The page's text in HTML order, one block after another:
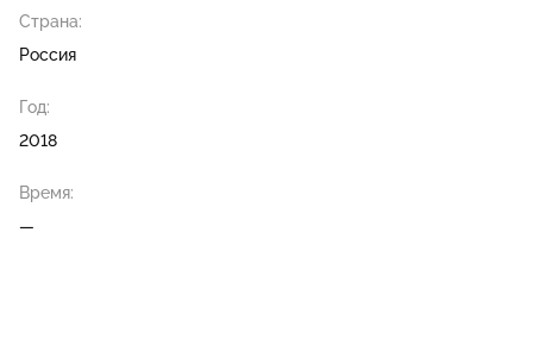
Страна:
Россия
Год:
2018
Время:
—